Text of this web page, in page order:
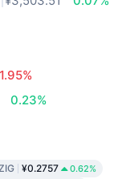
1.95%
0.23%
¥0.2757 0.62%